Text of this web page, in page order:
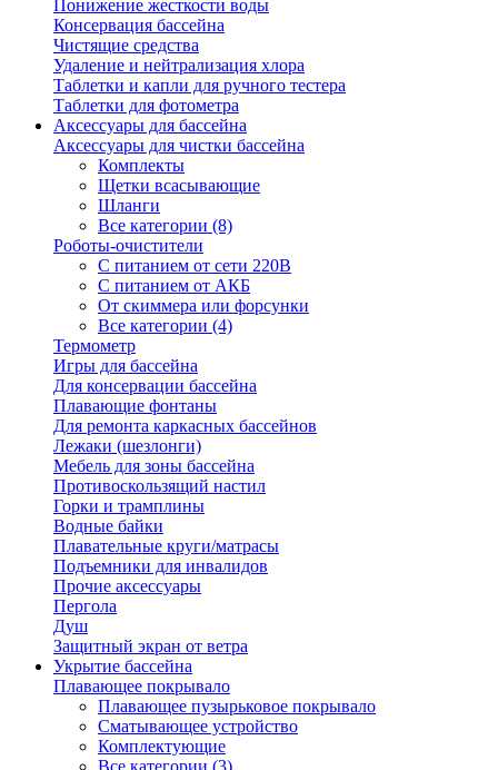
Понижение жесткости воды
Консервация бассейна
Чистящие средства
Удаление и нейтрализация хлора
Таблетки и капли для ручного тестера
Таблетки для фотометра
Аксессуары для бассейна
Аксессуары для чистки бассейна
Комплекты
Щетки всасывающие
Шланги
Все категории (8)
Роботы-очистители
С питанием от сети 220В
С питанием от АКБ
От скиммера или форсунки
Все категории (4)
Термометр
Игры для бассейна
Для консервации бассейна
Плавающие фонтаны
Для ремонта каркасных бассейнов
Лежаки (шезлонги)
Мебель для зоны бассейна
Противоскользящий настил
Горки и трамплины
Водные байки
Плавательные круги/матрасы
Подъемники для инвалидов
Прочие аксессуары
Пергола
Душ
Защитный экран от ветра
Укрытие бассейна
Плавающее покрывало
Плавающее пузырьковое покрывало
Сматывающее устройство
Комплектующие
Все категории (3)